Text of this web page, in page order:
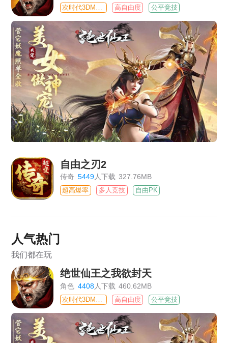
高自由度 公平竞技
自由之刃2
传奇 5449人下载 327.76MB
超高爆率 多人竞技 自由PK
人气热门
我们都在玩
绝世仙王之我欲封天
角色 4408人下载 460.62MB
高自由度 公平竞技